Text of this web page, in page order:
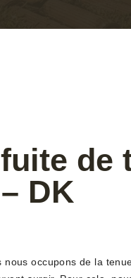
de
DK
occupons de la